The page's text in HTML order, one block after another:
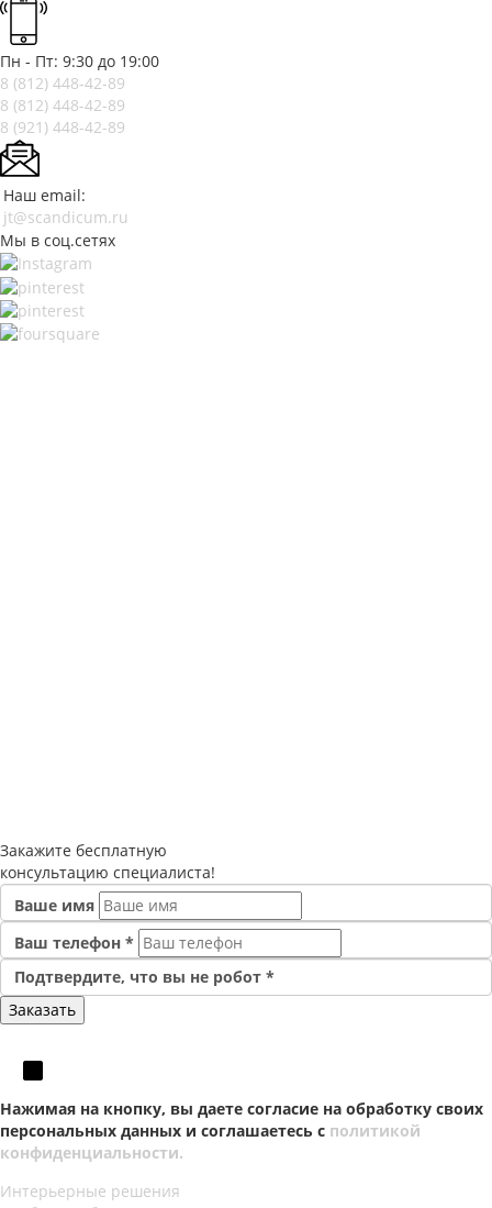
Пн - Пт: 9:30 до 19:00
8 (812) 448-42-89
8 (812) 448-42-89
8 (921) 448-42-89
Наш email:
jt@scandicum.ru
Мы в соц.сетях
Закажите бесплатную
консультацию специалиста!
Ваше имя
Ваш телефон *
Подтвердите, что вы не робот *
Нажимая на кнопку, вы даете согласие на обработку своих
персональных данных и соглашаетесь с политикой
конфиденциальности.
Интерьерные решения